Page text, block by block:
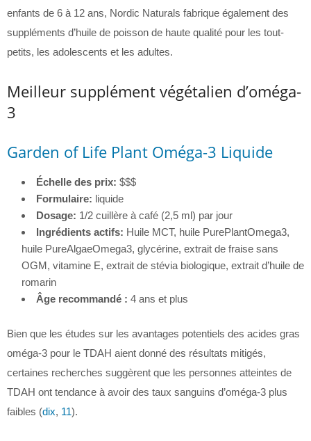
enfants de 6 à 12 ans, Nordic Naturals fabrique également des
suppléments d’huile de poisson de haute qualité pour les tout-
petits, les adolescents et les adultes.
Meilleur supplément végétalien d’oméga-
3
Garden of Life Plant Oméga-3 Liquide
Échelle des prix: $$$
Formulaire: liquide
Dosage: 1/2 cuillère à café (2,5 ml) par jour
Ingrédients actifs: Huile MCT, huile PurePlantOmega3,
huile PureAlgaeOmega3, glycérine, extrait de fraise sans
OGM, vitamine E, extrait de stévia biologique, extrait d’huile de
romarin
Âge recommandé : 4 ans et plus
Bien que les études sur les avantages potentiels des acides gras
oméga-3 pour le TDAH aient donné des résultats mitigés,
certaines recherches suggèrent que les personnes atteintes de
TDAH ont tendance à avoir des taux sanguins d’oméga-3 plus
faibles (dix, 11).